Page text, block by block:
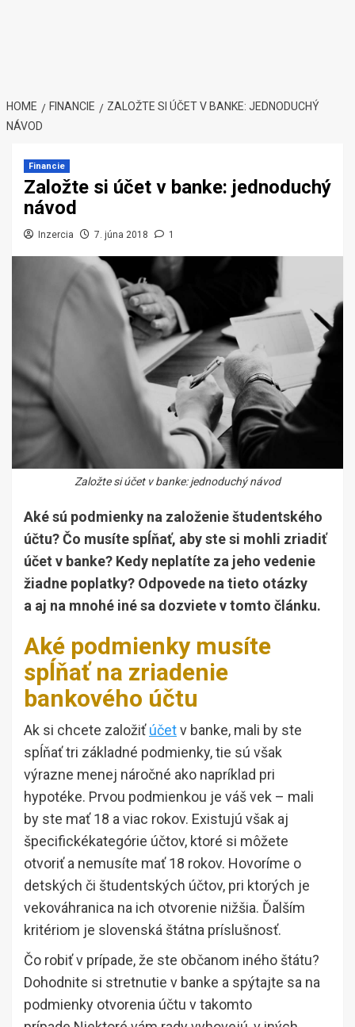
HOME FINANCIE
ZALOŽTE SI ÚČET V BANKE: JEDNODUCHÝ
NÁVOD
Financie
Založte si účet v banke: jednoduchý
návod
Inzercia 7. júna 2018 1
Založte si účet v banke: jednoduchý návod
Aké sú podmienky na založenie študentského
účtu? Čo musíte spĺňať, aby ste si mohli zriadiť
účet v banke? Kedy neplatíte za jeho vedenie
žiadne poplatky? Odpovede na tieto otázky
a aj na mnohé iné sa dozviete v tomto článku.
Aké podmienky musíte
spĺňať na zriadenie
bankového účtu
Ak si chcete založiťúčetv banke, mali by ste
spĺňať tri základné podmienky, tie sú však
výrazne menej náročné ako napríklad pri
hypotéke. Prvou podmienkou je váš vek – mali
by ste mať 18 a viac rokov. Existujú však aj
špecifickékategórie účtov, ktoré si môžete
otvoriť a nemusíte mať 18 rokov. Hovoríme o
detských či študentských účtov, pri ktorých je
vekováhranica na ich otvorenie nižšia. Ďalším
kritériom je slovenská štátna príslušnosť.
Čo robiť v prípade, že ste občanom iného štátu?
Dohodnite si stretnutie v banke a spýtajte sa na
podmienky otvorenia účtu v takomto